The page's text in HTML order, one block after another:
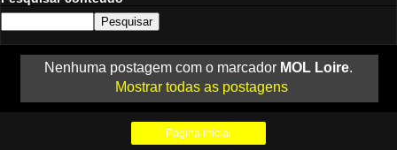
Nenhuma postagem com o marcador MOL Loire.
Mostrar todas as postagens
Página inicial